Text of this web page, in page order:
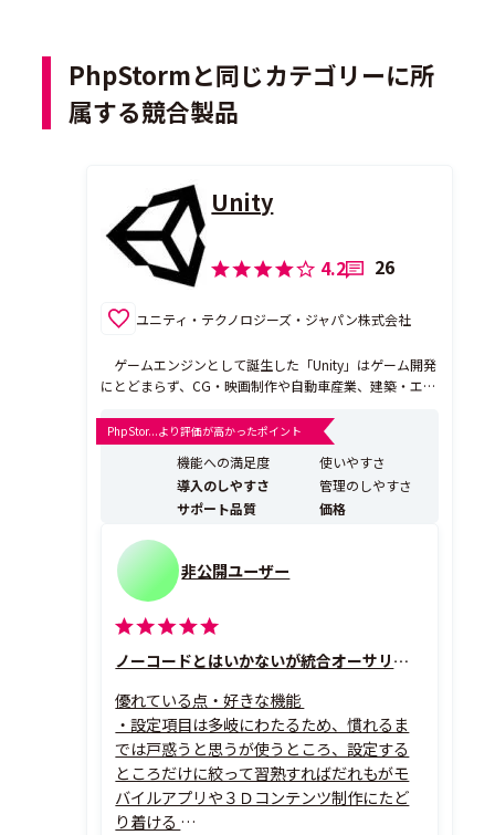
PhpStormと同じカテゴリーに所
属する競合製品
Unity
4.2 26
ユニティ・テクノロジーズ・ジャパン株式会社
ゲームエンジンとして誕生した「Unity」はゲーム開発
にとどまらず、CG・映画制作や自動車産業、建築・エン
タラクティブコンテンツの統合開発環境となりました。
プレビューボタン1つでコンテンツを確認できたり、他
のどの開発エンジンよりも多くのプラットフォームをサ
PhpStor...より評価が高かったポイント
機能への満足度
使いやすさ
導入のしやすさ
管理のしやすさ
サポート品質
価格
非公開ユーザー
ノーコードとはいかないが統合オーサリングツールの最高峰
優れている点・好きな機能
・設定項目は多岐にわたるため、慣れるま
では戸惑うと思うが使うところ、設定する
ところだけに絞って習熟すればだれもがモ
バイルアプリや３Ｄコンテンツ制作にたど
り着ける